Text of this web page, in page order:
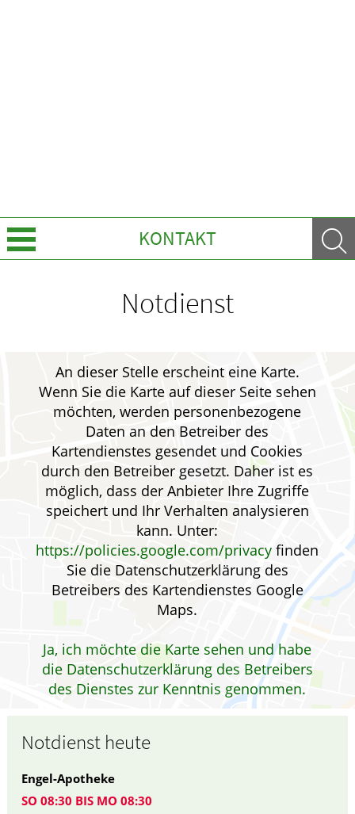
KONTAKT
Ratgeber
Krankheiten & Therapie
GESUND IM ALTER
ELTERN UND KIND
Notdienst
An dieser Stelle erscheint eine Karte.
Wenn Sie die Karte auf dieser Seite sehen
möchten, werden personenbezogene
Daten an den Betreiber des
Kartendienstes gesendet und Cookies
durch den Betreiber gesetzt. Daher ist es
möglich, dass der Anbieter Ihre Zugriffe
speichert und Ihr Verhalten analysieren
kann. Unter:
https://policies.google.com/privacy finden
Sie die Datenschutzerklärung des
Betreibers des Kartendienstes Google
Maps.
Ja, ich möchte die Karte sehen und habe
die Datenschutzerklärung des Betreibers
des Dienstes zur Kenntnis genommen.
Notdienst heute
Engel-Apotheke
SO 08:30 BIS MO 08:30